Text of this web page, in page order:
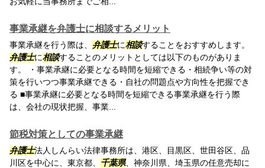
事業承継を弁護士に相談するメリット
事業承継を行う際は、 弁護士に相談することをおすすめします。
弁護士に相談することのメリットとしては以下のものがありま
す。 ・事業承継に必要となる時間を短縮できる・相続争い等の対
策を行いつつ事業承継できる・自社の問題点や方向性を把握でき
る ■事業承継に必要となる時間を短縮できる事業承継を行う際
は、会社の現状把握、事業...
節税対策としての事業承継
弁護士法人しんらい法律事務所は、港区、目黒区、世田谷区、品
川区を中心に、東京都、 千葉県、神奈川県、埼玉県の任意売却に